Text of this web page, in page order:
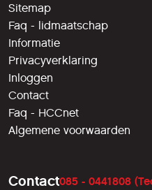
Sitemap
Faq - lidmaatschap
Informatie
Privacyverklaring
Inloggen
Contact
Faq - HCCnet
Algemene voorwaarden
Contact085 - 0441808